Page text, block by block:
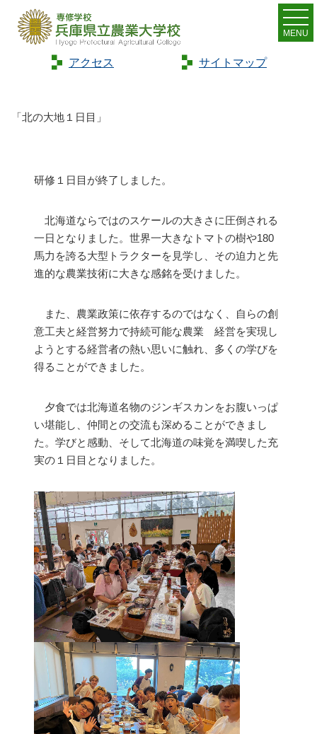
アクセス サイトマップ
MENU
Home> トピックス 「北の大地１日目」
「北の大地１日目」
研修１日目が終了しました。
北海道ならではのスケールの大きさに圧倒される
一日となりました。世界一大きなトマトの樹や180
馬力を誇る大型トラクターを見学し、その迫力と先
進的な農業技術に大きな感銘を受けました。
また、農業政策に依存するのではなく、自らの創
意工夫と経営努力で持続可能な農業 経営を実現し
ようとする経営者の熱い思いに触れ、多くの学びを
得ることができました。
夕食では北海道名物のジンギスカンをお腹いっぱ
い堪能し、仲間との交流も深めることができまし
た。学びと感動、そして北海道の味覚を満喫した充
実の１日目となりました。